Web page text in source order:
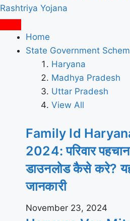
Rashtriya Yojana
Home
State Government
Haryana
Madhya Pradesh
Uttar Pradesh
View All
Family Id
2024: परिवार पहचान
डाउनलोड कैसे करे?
जानकारी
November 23, 2024